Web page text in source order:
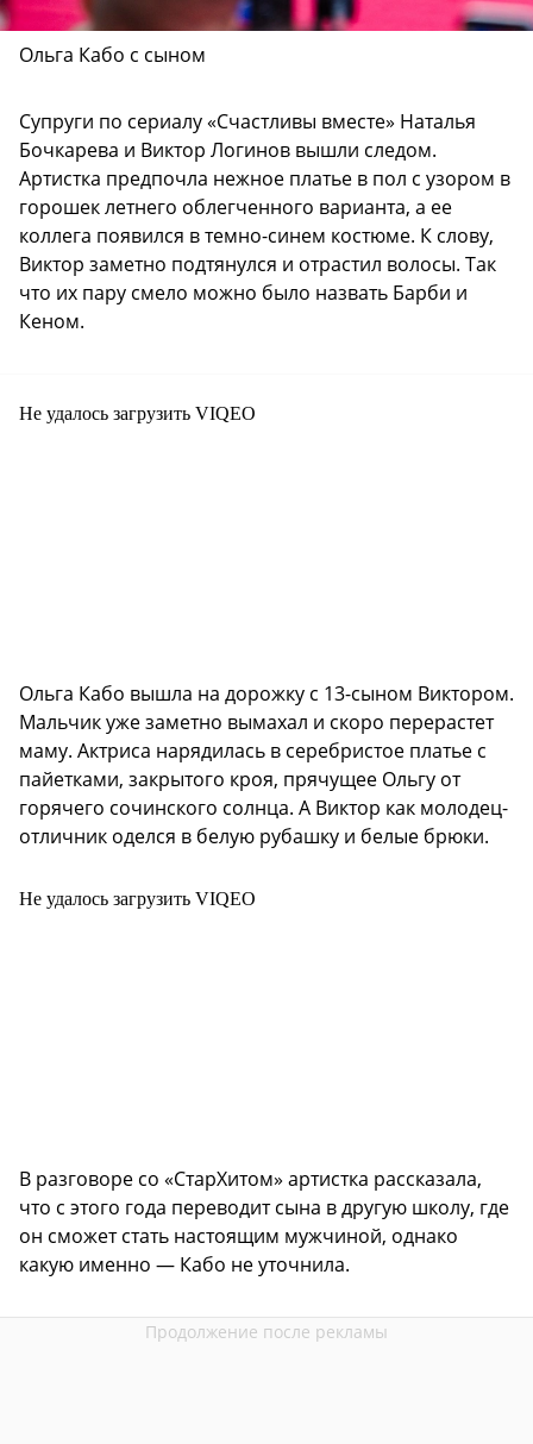
Ольга Кабо с сыном
Супруги по сериалу «Счастливы вместе» Наталья
Бочкарева и Виктор Логинов вышли следом.
Артистка предпочла нежное платье в пол с узором в
горошек летнего облегченного варианта, а ее
коллега появился в темно-синем костюме. К слову,
Виктор заметно подтянулся и отрастил волосы. Так
что их пару смело можно было назвать Барби и
Кеном.
Не удалось загрузить VIQEO
Ольга Кабо вышла на дорожку с 13-сыном Виктором.
Мальчик уже заметно вымахал и скоро перерастет
маму. Актриса нарядилась в серебристое платье с
пайетками, закрытого кроя, прячущее Ольгу от
горячего сочинского солнца. А Виктор как молодец-
отличник оделся в белую рубашку и белые брюки.
Не удалось загрузить VIQEO
В разговоре со «СтарХитом» артистка рассказала,
что с этого года переводит сына в другую школу, где
он сможет стать настоящим мужчиной, однако
какую именно — Кабо не уточнила.